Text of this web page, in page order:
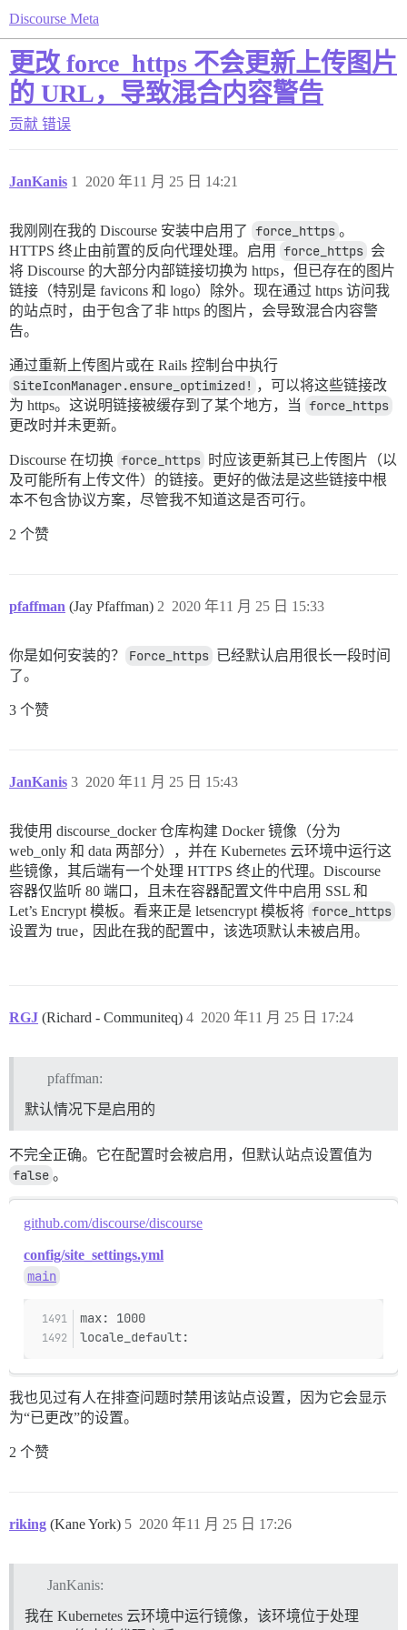
Discourse Meta
更改 force_https 不会更新上传图片
的 URL，导致混合内容警告
贡献 错误
JanKanis 2020 年11 月 25 日 14:21
1
我刚刚在我的 Discourse 安装中启用了 force_https 。
HTTPS 终止由前置的反向代理处理。启用
force_https 会
将 Discourse 的大部分内部链接切换为 https，但已存在的图片
链接（特别是 favicons 和 logo）除外。现在通过 https 访问我
的站点时，由于包含了非 https 的图片，会导致混合内容警
告。
通过重新上传图片或在 Rails 控制台中执行
SiteIconManager.ensure_optimized! ，可以将这些链接改
为 https。这说明链接被缓存到了某个地方，当 force_https
更改时并未更新。
Discourse 在切换 force_https 时应该更新其已上传图片（以
及可能所有上传文件）的链接。更好的做法是这些链接中根
本不包含协议方案，尽管我不知道这是否可行。
2 个赞
pfaffman (Jay Pfaffman) 2020 年11 月 25 日 15:33
2
你是如何安装的？ Force_https 已经默认启用很长一段时间
了。
3 个赞
JanKanis 2020 年11 月 25 日 15:43
3
我使用 discourse_docker 仓库构建 Docker 镜像（分为
web_only 和 data 两部分），并在 Kubernetes 云环境中运行这
些镜像，其后端有一个处理 HTTPS 终止的代理。Discourse
容器仅监听 80 端口，且未在容器配置文件中启用 SSL 和
Let’s Encrypt 模板。看来正是 letsencrypt 模板将 force_https
设置为 true，因此在我的配置中，该选项默认未被启用。
RGJ (Richard - Communiteq) 2020 年11 月 25 日 17:24
4
pfaffman:
默认情况下是启用的
不完全正确。它在配置时会被启用，但默认站点设置值为
false 。
github.com/discourse/discourse
config/site_settings.yml
main
max: 1000
locale_default:
我也见过有人在排查问题时禁用该站点设置，因为它会显示
为“已更改”的设置。
2 个赞
riking (Kane York) 2020 年11 月 25 日 17:26
5
JanKanis:
我在 Kubernetes 云环境中运行镜像，该环境位于处理